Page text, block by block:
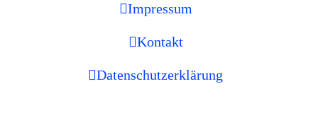
Impressum
Kontakt
Datenschutzerklärung